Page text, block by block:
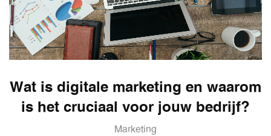
Wat is digitale marketing en waarom
is het cruciaal voor jouw bedrijf?
Marketing